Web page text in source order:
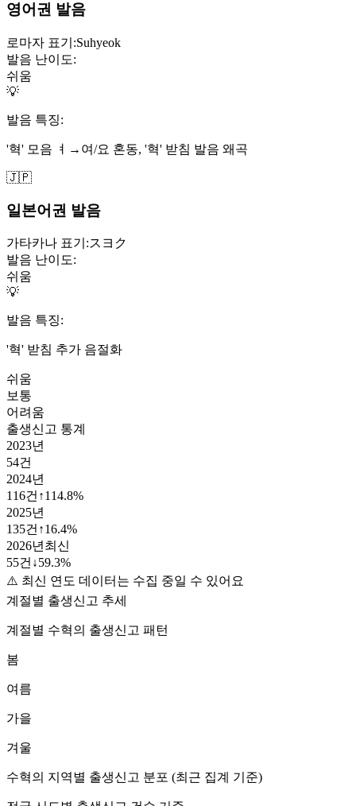
영어권 발음
로마자 표기:Suhyeok
발음 난이도:
쉬움
💡
발음 특징:
'혁' 모음 ㅕ→여/요 혼동, '혁' 받침 발음 왜곡
🇯🇵
일본어권 발음
가타카나 표기:スヨク
발음 난이도:
쉬움
💡
발음 특징:
'혁' 받침 추가 음절화
쉬움
보통
어려움
출생신고 통계
2023년
54건
2024년
116건 ↑114.8%
2025년
135건 ↑16.4%
2026년 최신
55건 ↓59.3%
⚠️ 최신 연도 데이터는 수집 중일 수 있어요
계절별 출생신고 추세
계절별 수혁의 출생신고 패턴
봄
여름
가을
겨울
수혁의 지역별 출생신고 분포 (최근 집계 기준)